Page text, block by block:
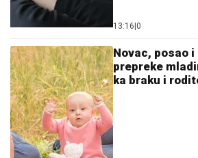
13:16 0
Novac, posao
prepreke
ka braku i